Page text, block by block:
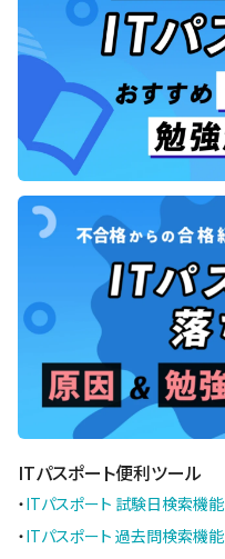
ITパスポート便利ツール
・ITパスポート 試験日検索機能
・ITパスポート 過去問検索機能